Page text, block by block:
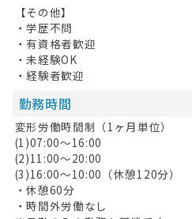
【その他】
・学歴不問
・有資格者歓迎
・未経験OK
・経験者歓迎
勤務時間
変形労働時間制（1ヶ月単位）
(1)07:00～16:00
(2)11:00～20:00
(3)16:00～10:00（休憩120分）
・休憩60分
・時間外労働なし